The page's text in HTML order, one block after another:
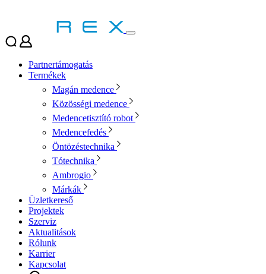
Partnertámogatás
Termékek
Magán medence
Közösségi medence
Medencetisztító robot
Medencefedés
Öntözéstechnika
Tótechnika
Ambrogio
Márkák
Üzletkereső
Projektek
Szerviz
Aktualitások
Rólunk
Karrier
Kapcsolat